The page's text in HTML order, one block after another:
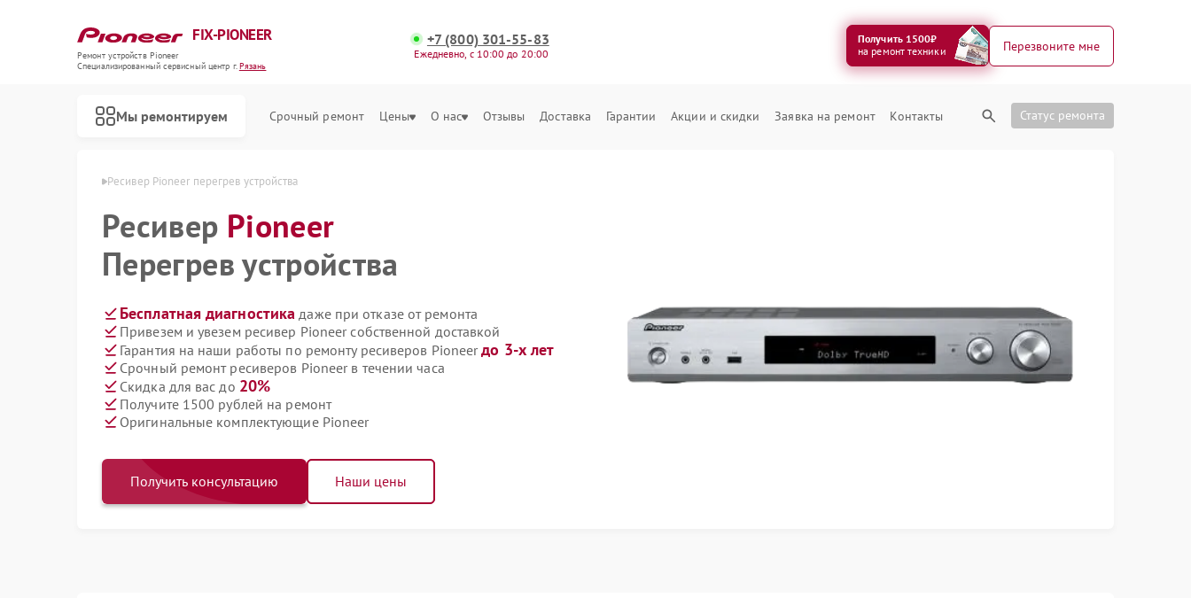
FIX-PIONEER
Ремонт устройств Pioneer
Специализированный cервисный центр г.Рязань
+7 (800) 301-55-83
Ежедневно, с 10:00 до 20:00
Получить 1500₽
на ремонт техники
Перезвоните мне
Мы ремонтируем Срочный ремонт Цены О нас Отзывы Доставка Гарантии Акции и скидки Заявка на ремонт Контакты Статус ремонта
Pioneer в Рязани Ресивер Pioneer перегрев устройства
Ресивер Pioneer
Перегрев устройства
Бесплатная диагностика даже при отказе от ремонта
Привезем и увезем ресивер Pioneer собственной доставкой
Гарантия на наши работы по ремонту ресиверов Pioneerдо 3-х лет
Срочный ремонт ресиверов Pioneer в течении часа
Скидка для вас до 20%
Получите 1500 рублей на ремонт
Оригинальные комплектующие Pioneer
Получить консультацию Наши цены